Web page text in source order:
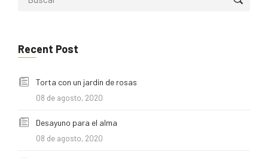
Recent Post
Torta con un jardín de rosas
08 de agosto, 2020
Desayuno para el alma
08 de agosto, 2020